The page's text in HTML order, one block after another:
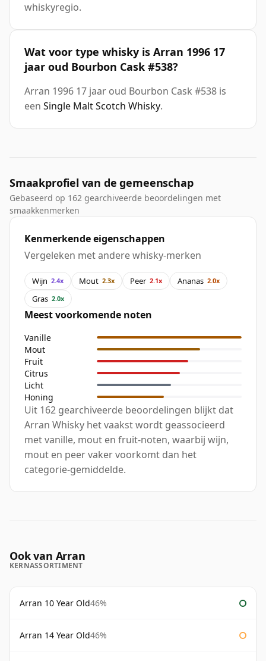
whiskyregio.
Wat voor type whisky is Arran 1996 17
jaar oud Bourbon Cask #538?
Arran 1996 17 jaar oud Bourbon Cask #538 is
een Single Malt Scotch Whisky.
Smaakprofiel van de gemeenschap
Gebaseerd op 162 gearchiveerde beoordelingen met
smaakkenmerken
Kenmerkende eigenschappen
Vergeleken met andere whisky-merken
Wijn 2.4x Mout 2.3x Peer 2.1x Ananas 2.0x
Gras 2.0x
Meest voorkomende noten
Vanille
Mout
Fruit
Citrus
Licht
Honing
Uit 162 gearchiveerde beoordelingen blijkt dat
Arran Whisky het vaakst wordt geassocieerd
met vanille, mout en fruit-noten, waarbij wijn,
mout en peer vaker voorkomt dan het
categorie-gemiddelde.
Ook van Arran
KERNASSORTIMENT
Arran 10 Year Old46%
Arran 14 Year Old46%